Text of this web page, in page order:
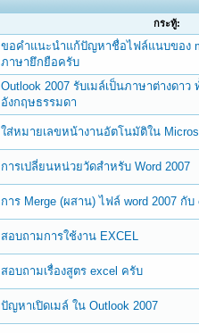
กระทู้:
ขอคำแนะนำแก้ปัญหาชื่อไฟล์แนบของ
ภาษายึกยือครับ
Outlook 2007 รับเมล์เป็นภาษาต่างดา
อังกฤษธรรมดา
ใส่หมายเลขหน้างานอัตโนมัติใน
การเปลี่ยนหน่วยวัดสำหรับ Word 2007
การ Merge (ผสาน) ไฟล์ word 2007 กับ
สอบถามการใช้งาน EXCEL
สอบถามเรื่องสูตร excel ครับ
ปัญหาเปิดเมล์ ใน Outlook 2007